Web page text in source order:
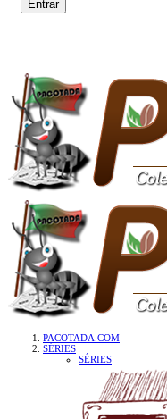
Entrar
PACOTADA.COM
SÉRIES
SÉRIES